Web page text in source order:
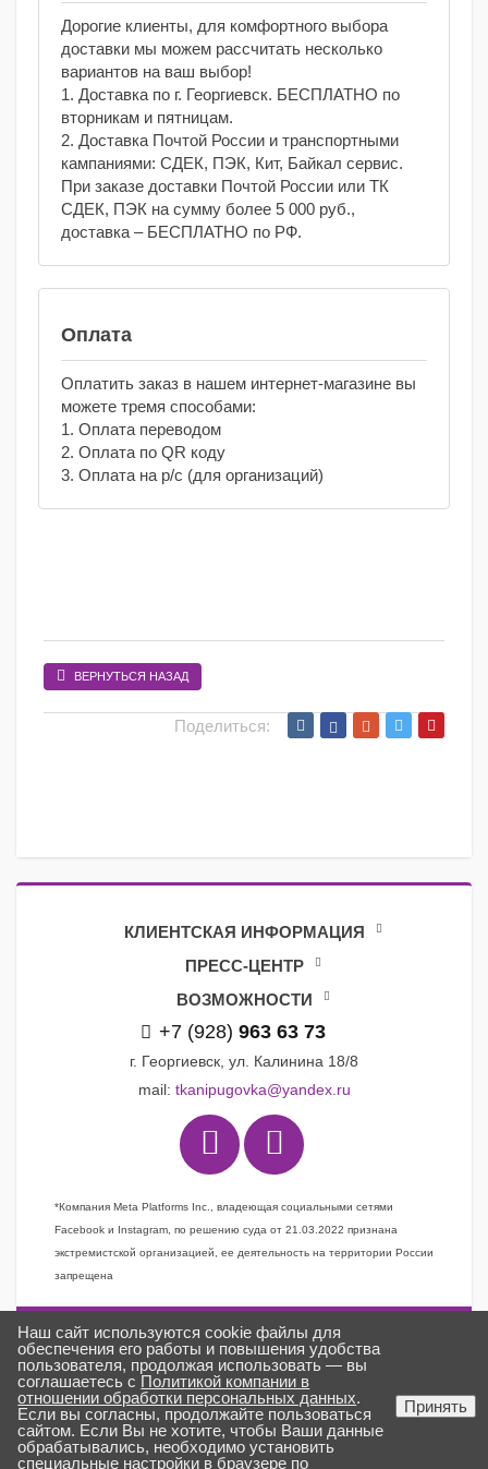
Дорогие клиенты, для комфортного выбора
доставки мы можем рассчитать несколько
вариантов на ваш выбор!
1. Доставка по г. Георгиевск. БЕСПЛАТНО по
вторникам и пятницам.
2. Доставка Почтой России и транспортными
кампаниями: СДЕК, ПЭК, Кит, Байкал сервис.
При заказе доставки Почтой России или ТК
СДЕК, ПЭК на сумму более 5 000 руб.,
доставка – БЕСПЛАТНО по РФ.
Оплата
Оплатить заказ в нашем интернет-магазине вы
можете тремя способами:
1. Оплата переводом
2. Оплата по QR коду
3. Оплата на р/с (для организаций)
ВЕРНУТЬСЯ НАЗАД
Поделиться:
КЛИЕНТСКАЯ ИНФОРМАЦИЯ
ПРЕСС-ЦЕНТР
ВОЗМОЖНОСТИ
+7 (928) 963 63 73
г. Георгиевск, ул. Калинина 18/8
mail: tkanipugovka@yandex.ru
*Компания Meta Platforms Inc., владеющая социальными сетями
Facebook и Instagram, по решению суда от 21.03.2022 признана
экстремистской организацией, ее деятельность на территории России
запрещена
Задать вопрос
Заказать звонок
Создано вГИПЕРКУБ®
ткани «Пуговка» © 2025
Наш сайт используются cookie файлы для
обеспечения его работы и повышения удобства
пользователя, продолжая использовать — вы
соглашаетесь с Политикой компании в
отношении обработки персональных данных.
Если вы согласны, продолжайте пользоваться
сайтом. Если Вы не хотите, чтобы Ваши данные
обрабатывались, необходимо установить
специальные настройки в браузере по
Принять